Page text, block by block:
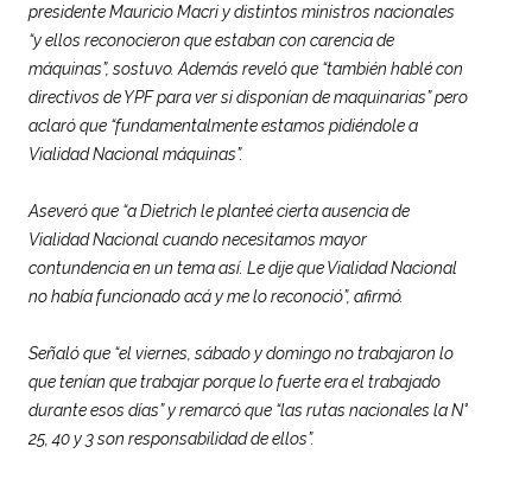
presidente Mauricio Macri y distintos ministros nacionales
“y ellos reconocieron que estaban con carencia de
máquinas”, sostuvo. Además reveló que “también hablé con
directivos de YPF para ver si disponían de maquinarias” pero
aclaró que “fundamentalmente estamos pidiéndole a
VialidadNacional máquinas”.
Aseveró que “a Dietrich le planteé cierta ausencia de
VialidadNacional cuando necesitamos mayor
contundencia en un tema así. Le dije queVialidadNacional
no había funcionado acá y me lo reconoció”, afirmó.
Señaló que “el viernes, sábado y domingo no trabajaron lo
que tenían que trabajar porque lo fuerte era el trabajado
durante esos días” y remarcó que “las rutas nacionales la N°
25, 40 y 3 son responsabilidad de ellos”.